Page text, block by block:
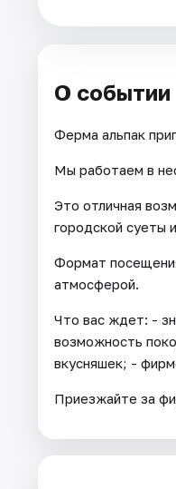
О событии
Ферма альпак
Мы работаем в
Это отличная
городской суеты
Формат
атмосферой.
Что вас ждет: -
возможность
вкусняшек; -
Приезжайте за